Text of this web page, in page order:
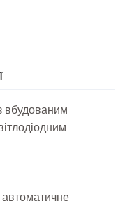
вбудованим
автоматичне